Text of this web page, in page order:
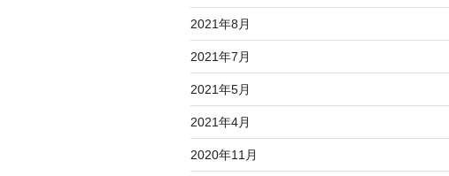
2021年8月
2021年7月
2021年5月
2021年4月
2020年11月